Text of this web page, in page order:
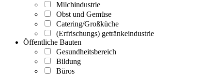
Milchindustrie
Obst und Gemüse
Catering/Großküche
(Erfrischungs) getränkeindustrie
Öffentliche Bauten
Gesundheitsbereich
Bildung
Büros